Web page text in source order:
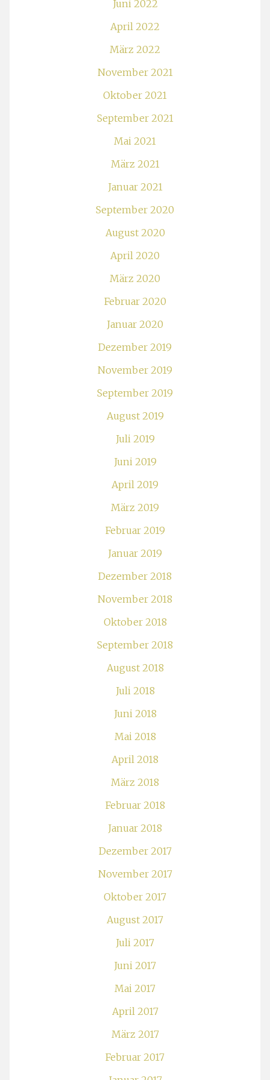
Juni 2022
April 2022
März 2022
November 2021
Oktober 2021
September 2021
Mai 2021
März 2021
Januar 2021
September 2020
August 2020
April 2020
März 2020
Februar 2020
Januar 2020
Dezember 2019
November 2019
September 2019
August 2019
Juli 2019
Juni 2019
April 2019
März 2019
Februar 2019
Januar 2019
Dezember 2018
November 2018
Oktober 2018
September 2018
August 2018
Juli 2018
Juni 2018
Mai 2018
April 2018
März 2018
Februar 2018
Januar 2018
Dezember 2017
November 2017
Oktober 2017
August 2017
Juli 2017
Juni 2017
Mai 2017
April 2017
März 2017
Februar 2017